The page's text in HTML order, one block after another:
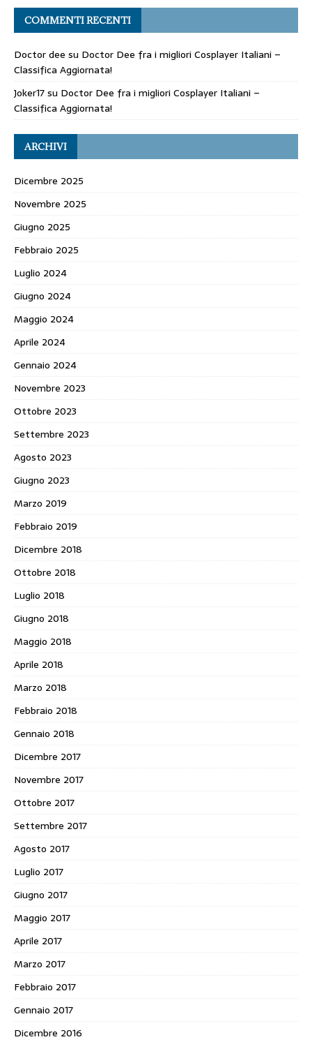
COMMENTI RECENTI
Doctor dee su Doctor Dee fra i migliori Cosplayer Italiani –
Classifica Aggiornata!
Joker17su Doctor Dee fra i migliori Cosplayer Italiani –
Classifica Aggiornata!
ARCHIVI
Dicembre 2025
Novembre 2025
Giugno 2025
Febbraio 2025
Luglio 2024
Giugno 2024
Maggio 2024
Aprile 2024
Gennaio 2024
Novembre 2023
Ottobre 2023
Settembre 2023
Agosto 2023
Giugno 2023
Marzo 2019
Febbraio 2019
Dicembre 2018
Ottobre 2018
Luglio 2018
Giugno 2018
Maggio 2018
Aprile 2018
Marzo 2018
Febbraio 2018
Gennaio 2018
Dicembre 2017
Novembre 2017
Ottobre 2017
Settembre 2017
Agosto 2017
Luglio 2017
Giugno 2017
Maggio 2017
Aprile 2017
Marzo 2017
Febbraio 2017
Gennaio 2017
Dicembre 2016